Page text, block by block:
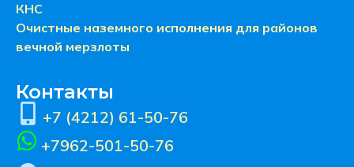
КНС
Очистные наземного исполнения для районов
вечной мерзлоты
Контакты
+7 (4212) 61-50-76
+7962-501-50-76